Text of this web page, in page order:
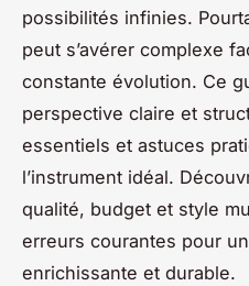
possibilités infinies.
peut s’avérer complexe
constante évolution. Ce
perspective claire et
essentiels et astuces
l’instrument idéal.
qualité, budget et style
erreurs courantes pour
enrichissante et durable.